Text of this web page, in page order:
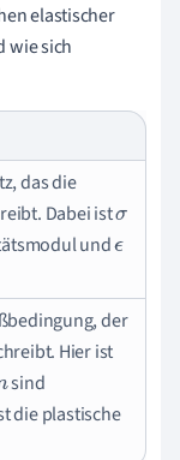
elastischer
wie sich
das die
Dabei istσ
undϵ
der
Hier ist
sind
die plastische